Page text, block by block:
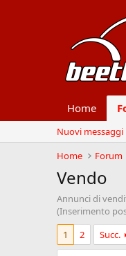
Home
Nuovi messaggi
Home
Forum
Vendo
Annunci di
(Inserimento
1
2 Succ.